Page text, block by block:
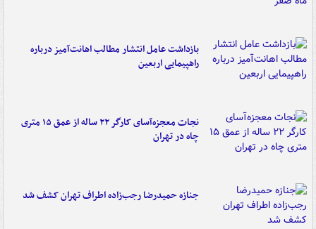
بازداشت عامل انتشار مطالب اهانت‌آمیز درباره
راهپیمایی اربعین
نجات معجزه‌آسای کارگر ۲۲ ساله از عمق ۱۵ متری
چاه در تهران
جنازه حمیدرضا رجب‌زاده اطراف تهران کشف شد